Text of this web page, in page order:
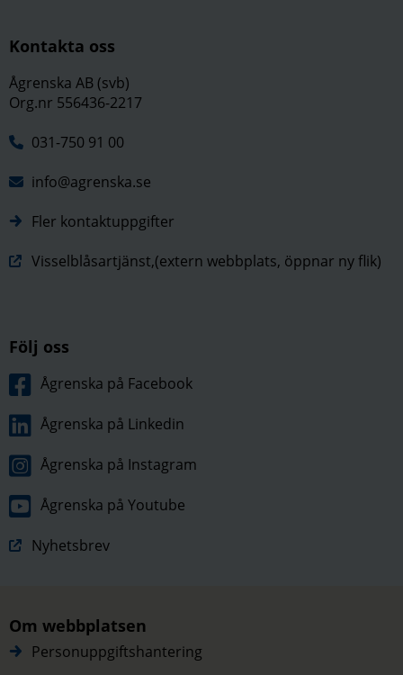
Kontakta oss
Ågrenska AB (svb)
Org.nr 556436-2217
031-750 91 00
info@agrenska.se
Fler kontaktuppgifter
Visselblåsartjänst,(extern webbplats, öppnar ny flik)
Följ oss
Ågrenska på Facebook
Ågrenska på Linkedin
Ågrenska på Instagram
Ågrenska på Youtube
Nyhetsbrev
Om webbplatsen
Personuppgiftshantering